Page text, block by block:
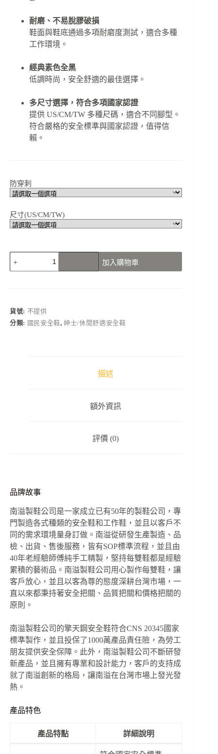
耐磨、不易脫膠破損
鞋面與鞋底通過多項耐磨度測試，適合多種
工作環境。
經典素色全黑
低調時尚，安全舒適的最佳選擇。
多尺寸選擇，符合多項國家認證
提供 US/CM/TW 多種尺碼，適合不同腳型。
符合嚴格的安全標準與國家認證，值得信
賴。
防穿刺
尺寸(US/CM/TW)
N3137B01
黑
透
氣
網
加入購物車
貨號: 不提供
分類: 國民安全鞋,紳士/休閒舒適安全鞋
描述
額外資訊
評價 (0)
品牌故事
南溢製鞋公司是一家成立已有50年的製鞋公司，專
門製造各式種類的安全鞋和工作鞋，並且以客戶不
同的需求環境量身訂做。南溢從研發生產製造、品
檢、出貨、售後服務，皆有SOP標準流程，並且由
40年老經驗師傅純手工精製，堅持每雙鞋都是經驗
累積的藝術品。南溢製鞋公司用心製作每雙鞋，讓
客戶放心，並且以客為尊的態度深耕台灣市場，一
直以來都秉持著安全把關、品質把關和價格把關的
原則。
南溢製鞋公司的擎天鋼安全鞋符合CNS 20345國家
標準製作，並且投保了1000萬產品責任險，為勞工
朋友提供安全保障。此外，南溢製鞋公司不斷研發
新產品，並且擁有專業和設計能力，客戶的支持成
就了南溢創新的格局，讓南溢在台灣市場上發光發
熱。
產品特色
產品特點 詳細說明